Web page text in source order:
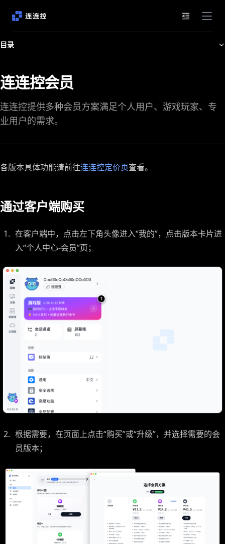
文档目录
目录
连连控会员
连连控提供多种会员方案满足个人用户、游戏玩家、专
业用户的需求。
各版本具体功能请前往连连控定价页查看。
通过客户端购买
在客户端中，点击左下角头像进入“我的”，点击版本卡片进
入“个人中心-会员”页；
根据需要，在页面上点击“购买”或“升级”，并选择需要的会
员版本；